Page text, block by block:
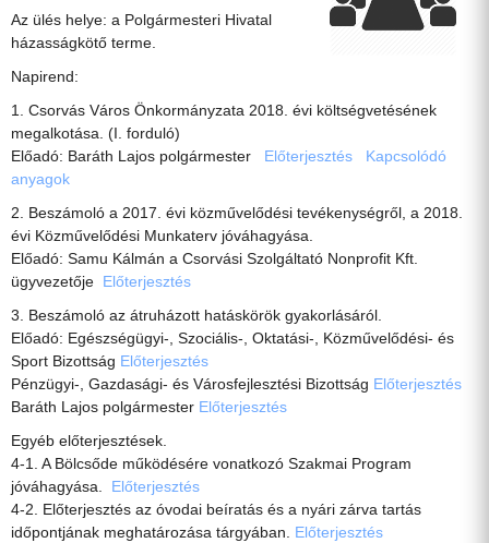
Az ülés helye: a Polgármesteri Hivatal
házasságkötő terme.
Napirend:
1. Csorvás Város Önkormányzata 2018. évi költségvetésének
megalkotása. (I. forduló)
Előadó: Baráth Lajos polgármester Előterjesztés
Kapcsolódó
anyagok
2. Beszámoló a 2017. évi közművelődési tevékenységről, a 2018.
évi Közművelődési Munkaterv jóváhagyása.
Előadó: Samu Kálmán a Csorvási Szolgáltató Nonprofit Kft.
ügyvezetője Előterjesztés
3. Beszámoló az átruházott hatáskörök gyakorlásáról.
Előadó: Egészségügyi-, Szociális-, Oktatási-, Közművelődési- és
Sport Bizottság Előterjesztés
Pénzügyi-, Gazdasági- és Városfejlesztési Bizottság Előterjesztés
Baráth Lajos polgármester Előterjesztés
Egyéb előterjesztések.
4-1. A Bölcsőde működésére vonatkozó Szakmai Program
jóváhagyása. Előterjesztés
4-2. Előterjesztés az óvodai beíratás és a nyári zárva tartás
időpontjának meghatározása tárgyában. Előterjesztés